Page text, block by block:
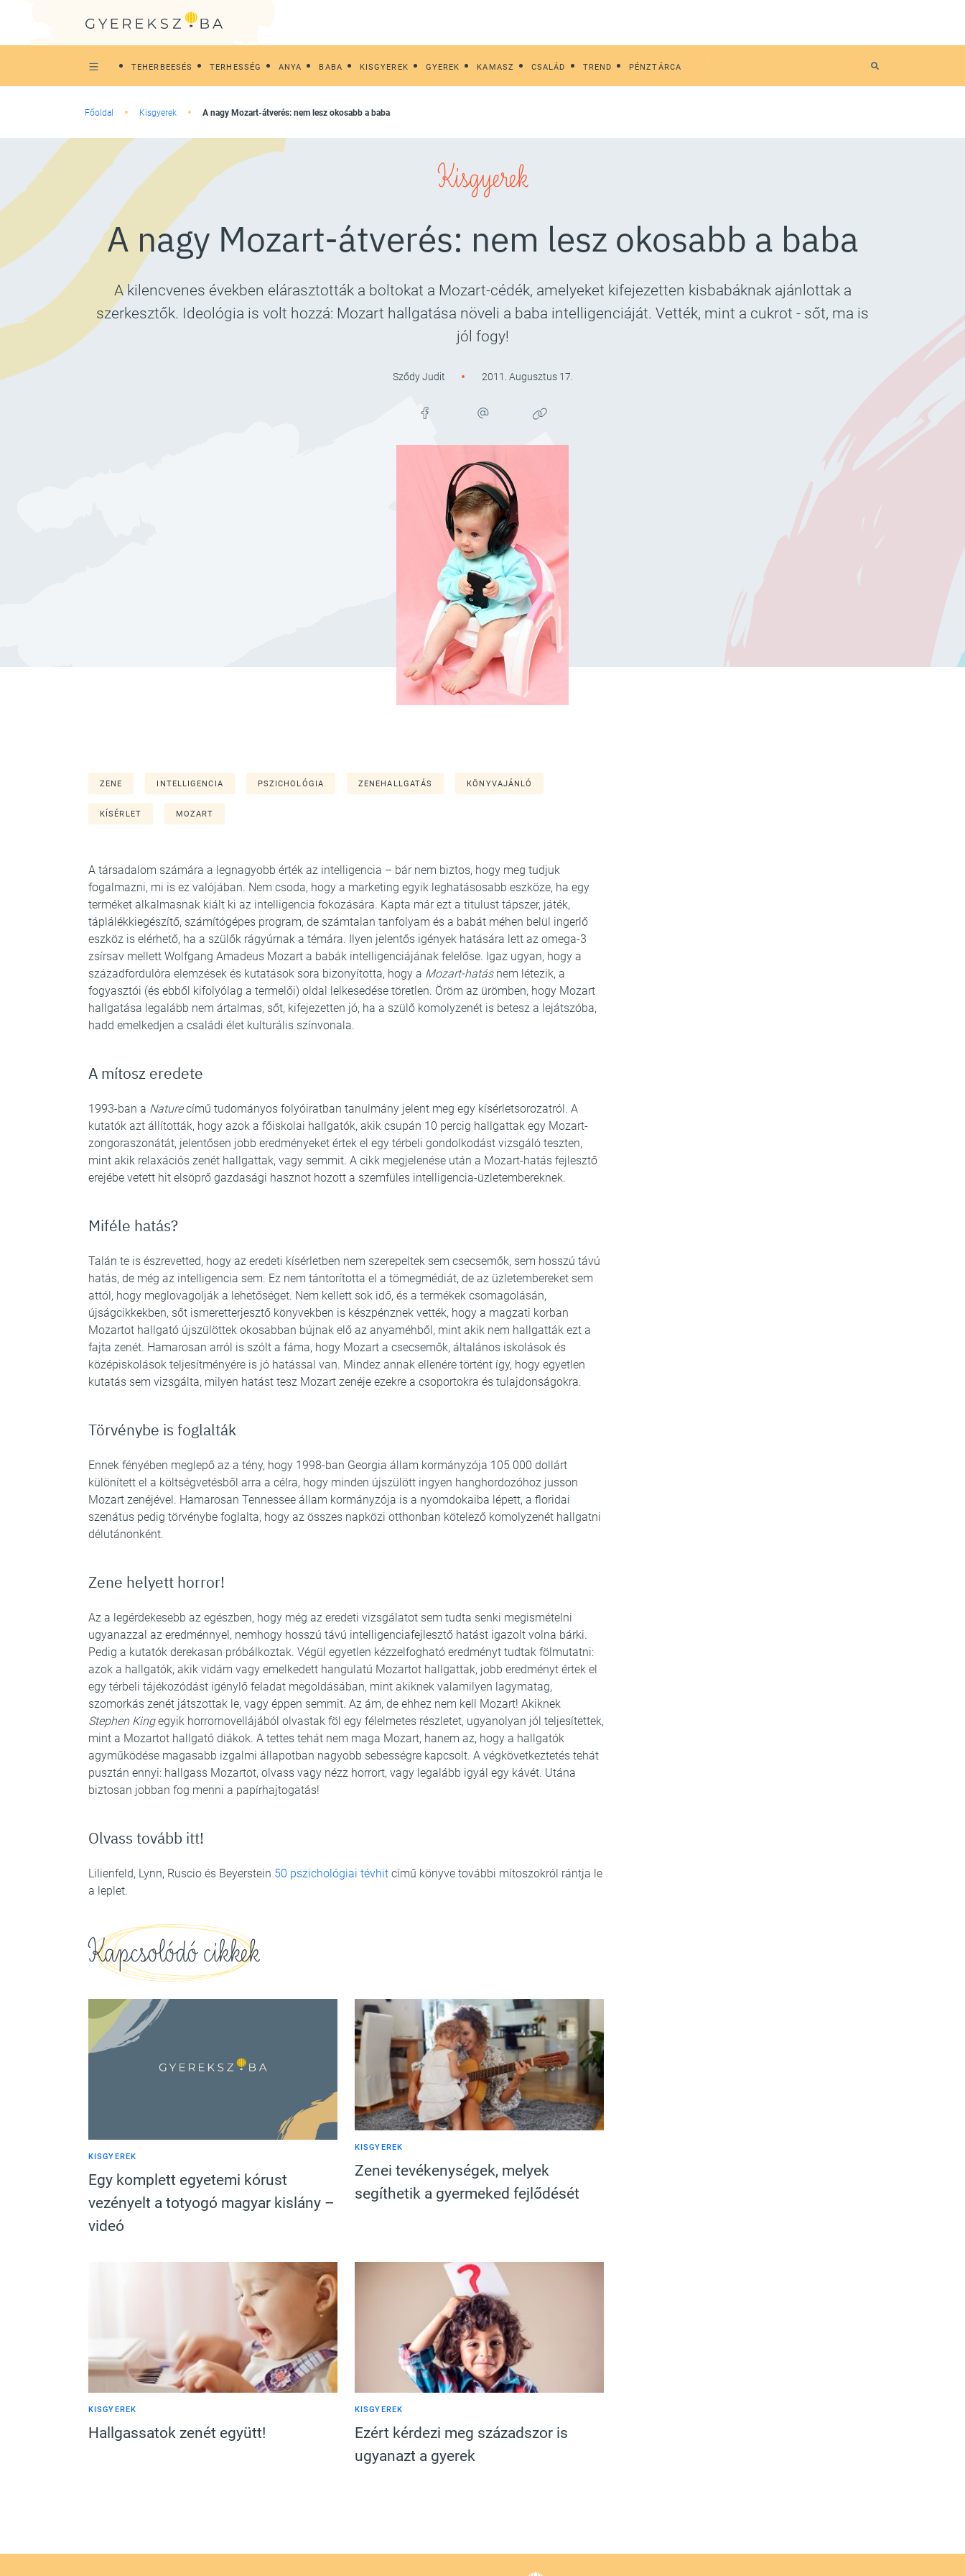
TEHERBEESÉS TERHESSÉG ANYA BABA KISGYEREK GYEREK KAMASZ CSALÁD TREND PÉNZTÁRCA
Főoldal Kisgyerek A nagy Mozart-átverés: nem lesz okosabb a baba
Kisgyerek
A nagy Mozart-átverés: nem lesz okosabb a baba
A kilencvenes években elárasztották a boltokat a Mozart-cédék, amelyeket kifejezetten kisbabáknak ajánlottak a
szerkesztők. Ideológia is volt hozzá: Mozart hallgatása növeli a baba intelligenciáját. Vették, mint a cukrot - sőt, ma is
jól fogy!
Sződy Judit 2011. Augusztus 17.
ZENE INTELLIGENCIA PSZICHOLÓGIA ZENEHALLGATÁS KÖNYVAJÁNLÓ
KÍSÉRLET MOZART
A társadalom számára a legnagyobb érték az intelligencia – bár nem biztos, hogy meg tudjuk
fogalmazni, mi is ez valójában. Nem csoda, hogy a marketing egyik leghatásosabb eszköze, ha egy
terméket alkalmasnak kiált ki az intelligencia fokozására. Kapta már ezt a titulust tápszer, játék,
táplálékkiegészítő, számítógépes program, de számtalan tanfolyam és a babát méhen belül ingerlő
eszköz is elérhető, ha a szülők rágyúrnak a témára. Ilyen jelentős igények hatására lett az omega-3
zsírsav mellett Wolfgang Amadeus Mozart a babák intelligenciájának felelőse. Igaz ugyan, hogy a
századfordulóra elemzések és kutatások sora bizonyította, hogy a Mozart-hatásnem létezik, a
fogyasztói (és ebből kifolyólag a termelői) oldal lelkesedése töretlen. Öröm az ürömben, hogy Mozart
hallgatása legalább nem ártalmas, sőt, kifejezetten jó, ha a szülő komolyzenét is betesz a lejátszóba,
hadd emelkedjen a családi élet kulturális színvonala.
A mítosz eredete
1993-ban a Naturecímű tudományos folyóiratban tanulmány jelent meg egy kísérletsorozatról. A
kutatók azt állították, hogy azok a főiskolai hallgatók, akik csupán 10 percig hallgattak egy Mozart-
zongoraszonátát, jelentősen jobb eredményeket értek el egy térbeli gondolkodást vizsgáló teszten,
mint akik relaxációs zenét hallgattak, vagy semmit. A cikk megjelenése után a Mozart-hatás fejlesztő
erejébe vetett hit elsöprő gazdasági hasznot hozott a szemfüles intelligencia-üzletembereknek.
Miféle hatás?
Talán te is észrevetted, hogy az eredeti kísérletben nem szerepeltek sem csecsemők, sem hosszú távú
hatás, de még az intelligencia sem. Ez nem tántorította el a tömegmédiát, de az üzletembereket sem
attól, hogy meglovagolják a lehetőséget. Nem kellett sok idő, és a termékek csomagolásán,
újságcikkekben, sőt ismeretterjesztő könyvekben is készpénznek vették, hogy a magzati korban
Mozartot hallgató újszülöttek okosabban bújnak elő az anyaméhből, mint akik nem hallgatták ezt a
fajta zenét. Hamarosan arról is szólt a fáma, hogy Mozart a csecsemők, általános iskolások és
középiskolások teljesítményére is jó hatással van. Mindez annak ellenére történt így, hogy egyetlen
kutatás sem vizsgálta, milyen hatást tesz Mozart zenéje ezekre a csoportokra és tulajdonságokra.
Törvénybe is foglalták
Ennek fényében meglepő az a tény, hogy 1998-ban Georgia állam kormányzója 105 000 dollárt
különített el a költségvetésből arra a célra, hogy minden újszülött ingyen hanghordozóhoz jusson
Mozart zenéjével. Hamarosan Tennessee állam kormányzója is a nyomdokaiba lépett, a floridai
szenátus pedig törvénybe foglalta, hogy az összes napközi otthonban kötelező komolyzenét hallgatni
délutánonként.
Zene helyett horror!
Az a legérdekesebb az egészben, hogy még az eredeti vizsgálatot sem tudta senki megismételni
ugyanazzal az eredménnyel, nemhogy hosszú távú intelligenciafejlesztő hatást igazolt volna bárki.
Pedig a kutatók derekasan próbálkoztak. Végül egyetlen kézzelfogható eredményt tudtak fölmutatni:
azok a hallgatók, akik vidám vagy emelkedett hangulatú Mozartot hallgattak, jobb eredményt értek el
egy térbeli tájékozódást igénylő feladat megoldásában, mint akiknek valamilyen lagymatag,
szomorkás zenét játszottak le, vagy éppen semmit. Az ám, de ehhez nem kell Mozart! Akiknek
Stephen Kingegyik horrornovellájából olvastak föl egy félelmetes részletet, ugyanolyan jól teljesítettek,
mint a Mozartot hallgató diákok. A tettes tehát nem maga Mozart, hanem az, hogy a hallgatók
agyműködése magasabb izgalmi állapotban nagyobb sebességre kapcsolt. A végkövetkeztetés tehát
pusztán ennyi: hallgass Mozartot, olvass vagy nézz horrort, vagy legalább igyál egy kávét. Utána
biztosan jobban fog menni a papírhajtogatás!
Olvass tovább itt!
Lilienfeld, Lynn, Ruscio és Beyerstein 50 pszichológiai tévhit című könyve további mítoszokról rántja le
a leplet.
Kapcsolódó cikkek
KISGYEREK
Egy komplett egyetemi kórust
vezényelt a totyogó magyar kislány –
videó
KISGYEREK
Zenei tevékenységek, melyek
segíthetik a gyermeked fejlődését
KISGYEREK
Hallgassatok zenét együtt!
KISGYEREK
Ezért kérdezi meg századszor is
ugyanazt a gyerek